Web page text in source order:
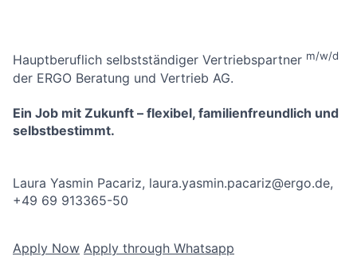
Hauptberuflich selbstständiger Vertriebspartner m/w/d
der ERGO Beratung und Vertrieb AG.
Ein Job mit Zukunft – flexibel, familienfreundlich und
selbstbestimmt.
Laura Yasmin Pacariz, laura.yasmin.pacariz@ergo.de,
+49 69 913365-50
Apply Now Apply through Whatsapp